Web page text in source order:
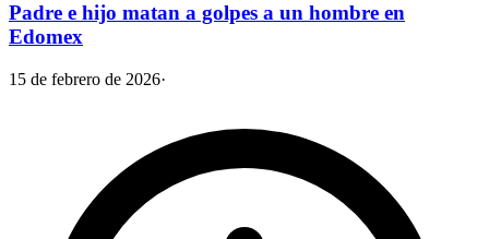
Padre e hijo matan a golpes a un hombre en
Edomex
15 de febrero de 2026·